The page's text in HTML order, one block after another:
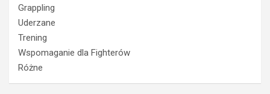
Grappling
Uderzane
Trening
Wspomaganie dla Fighterów
Różne